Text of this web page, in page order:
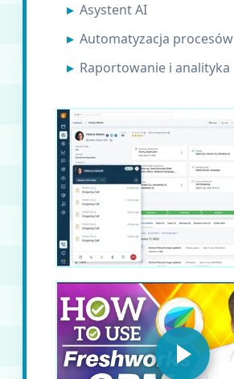
Asystent AI
Automatyzacja procesów
Raportowanie i analityka